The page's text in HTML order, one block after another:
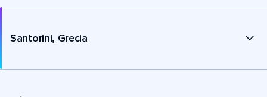
Santorini, Grecia